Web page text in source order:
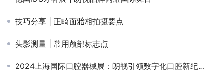
德国IDS牙科展 | 朗视品牌闪耀国际舞台
技巧分享 | 正畸面𬌗相拍摄要点
头影测量 | 常用颅部标志点